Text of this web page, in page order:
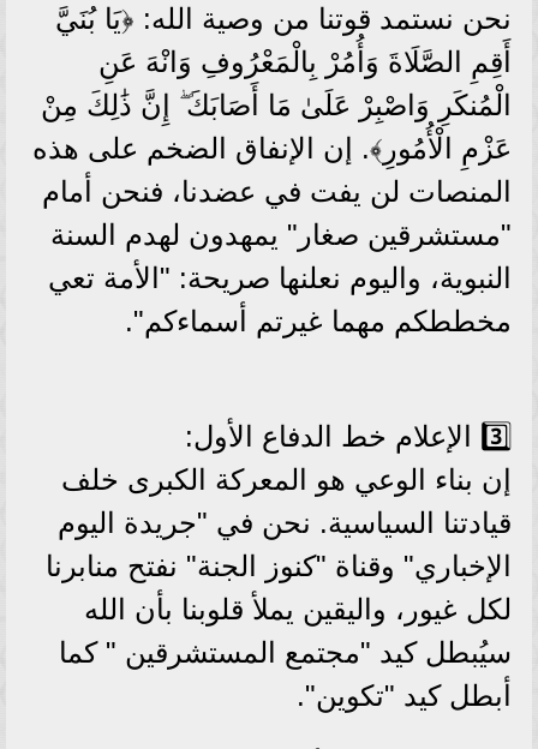
نحن نستمد قوتنا من وصية الله: ﴿يَا بُنَيَّ
أَقِمِ الصَّلَاةَ وَأُمُرْ بِالْمَعْرُوفِ وَانْهَ عَنِ
الْمُنكَرِ وَاصْبِرْ عَلَىٰ مَا أَصَابَكَ ۖ إِنَّ ذَٰلِكَ مِنْ
عَزْمِ الْأُمُورِ﴾. إن الإنفاق الضخم على هذه
المنصات لن يفت في عضدنا، فنحن أمام
"مستشرقين صغار" يمهدون لهدم السنة
النبوية، واليوم نعلنها صريحة: "الأمة تعي
مخططكم مهما غيرتم أسماءكم".
3️⃣ الإعلام خط الدفاع الأول:
إن بناء الوعي هو المعركة الكبرى خلف
قيادتنا السياسية. نحن في "جريدة اليوم
الإخباري" وقناة "كنوز الجنة" نفتح منابرنا
لكل غيور، واليقين يملأ قلوبنا بأن الله
سيُبطل كيد "مجتمع المستشرقين " كما
أبطل كيد "تكوين".